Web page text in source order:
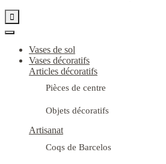

Vases de sol
Vases décoratifs
Articles décoratifs
Pièces de centre
Objets décoratifs
Artisanat
Coqs de Barcelos